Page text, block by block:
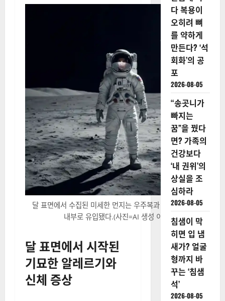
달 표면에서 수집된 미세한 먼지는 우주복과 장비에 달라붙어
내부로 유입됐다.(사진=AI 생성 이미지)
달 표면에서 시작된
기묘한 알레르기와
신체 증상
다 복용이
오히려 뼈
를 약하게
만든다? ‘석
회화’의 공
포
2026-08-05
“송곳니가
빠지는
꿈”을 꿨다
면? 가족의
건강보다
‘내 권위’의
상실을 조
심하라
2026-08-05
침샘이 막
히면 입 냄
새가? 얼굴
형까지 바
꾸는 ‘침샘
석’
2026-08-05